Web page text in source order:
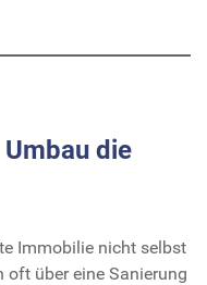
die
Immobilie nicht selbst
oft über eine Sanierung